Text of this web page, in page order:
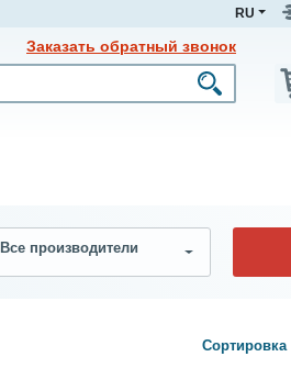
RU
Заказать обратный звонок
Все производители
Сортировка